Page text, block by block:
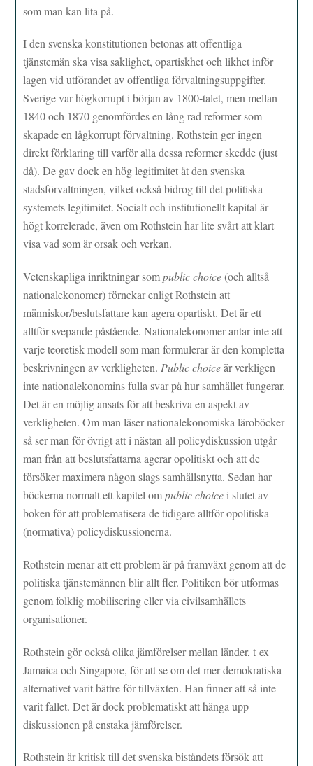
som man kan lita på.
I den svenska konstitutionen betonas att offentliga
tjänstemän ska visa saklighet, opartiskhet och likhet inför
lagen vid utförandet av offentliga förvaltningsuppgifter.
Sverige var högkorrupt i början av 1800-talet, men mellan
1840 och 1870 genomfördes en lång rad reformer som
skapade en lågkorrupt förvaltning. Rothstein ger ingen
direkt förklaring till varför alla dessa reformer skedde (just
då). De gav dock en hög legitimitet åt den svenska
stadsförvaltningen, vilket också bidrog till det politiska
systemets legitimitet. Socialt och institutionellt kapital är
högt korrelerade, även om Rothstein har lite svårt att klart
visa vad som är orsak och verkan.
Vetenskapliga inriktningar sompublic choice(och alltså
nationalekonomer) förnekar enligt Rothstein att
människor/beslutsfattare kan agera opartiskt. Det är ett
alltför svepande påstående. Nationalekonomer antar inte att
varje teoretisk modell som man formulerar är den kompletta
beskrivningen av verkligheten. Public choiceär verkligen
inte nationalekonomins fulla svar på hur samhället fungerar.
Det är en möjlig ansats för att beskriva en aspekt av
verkligheten. Om man läser nationalekonomiska läroböcker
så ser man för övrigt att i nästan all policydiskussion utgår
man från att beslutsfattarna agerar opolitiskt och att de
försöker maximera någon slags samhällsnytta. Sedan har
böckerna normalt ett kapitel ompublic choice i slutet av
boken för att problematisera de tidigare alltför opolitiska
(normativa) policydiskussionerna.
Rothstein menar att ett problem är på framväxt genom att de
politiska tjänstemännen blir allt fler. Politiken bör utformas
genom folklig mobilisering eller via civilsamhällets
organisationer.
Rothstein gör också olika jämförelser mellan länder, t ex
Jamaica och Singapore, för att se om det mer demokratiska
alternativet varit bättre för tillväxten. Han finner att så inte
varit fallet. Det är dock problematiskt att hänga upp
diskussionen på enstaka jämförelser.
Rothstein är kritisk till det svenska biståndets försök att